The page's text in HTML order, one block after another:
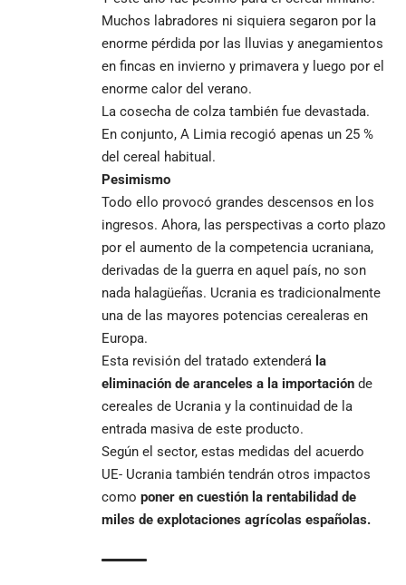
Muchos labradores ni siquiera segaron por la
enorme pérdida por las lluvias y anegamientos
en fincas en invierno y primavera y luego por el
enorme calor del verano.
La cosecha de colza también fue devastada.
En conjunto, A Limia recogió apenas un 25 %
del cereal habitual.
Pesimismo
Todo ello provocó grandes descensos en los
ingresos. Ahora, las perspectivas a corto plazo
por el aumento de la competencia ucraniana,
derivadas de la guerra en aquel país, no son
nada halagüeñas. Ucrania es tradicionalmente
una de las mayores potencias cerealeras en
Europa.
Esta revisión del tratado extenderá la
eliminación de aranceles a la importación de
cereales de Ucrania y la continuidad de la
entrada masiva de este producto.
Según el sector, estas medidas del acuerdo
UE- Ucrania también tendrán otros impactos
como poner en cuestión la rentabilidad de
miles de explotaciones agrícolas españolas.